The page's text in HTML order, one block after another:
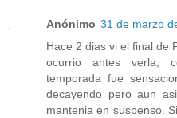
Anónimo 31 de marzo
Hace 2 dias vi el final de
ocurrio antes verla,
temporada fue
decayendo pero aun
mantenia en suspenso.